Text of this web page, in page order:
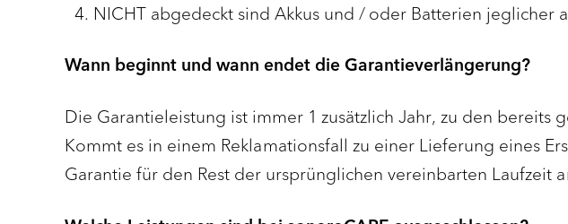
NICHT abgedeckt sind Akkus und / oder Batterien jeglicher
Wann beginnt und wann endet die Garantieverlängerung?
Die Garantieleistung ist immer 1 zusätzlich Jahr, zu den bereits
Kommt es in einem Reklamationsfall zu einer Lieferung eines
Garantie für den Rest der ursprünglichen vereinbarten Laufzeit